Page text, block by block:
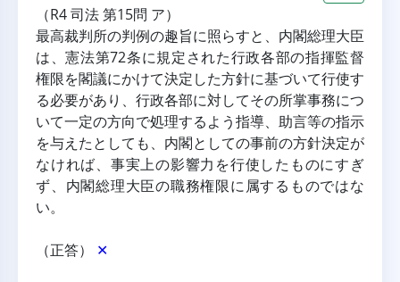
（R4 司法 第15問 ア）
最高裁判所の判例の趣旨に照らすと、内閣総理大臣
は、憲法第72条に規定された行政各部の指揮監督
権限を閣議にかけて決定した方針に基づいて行使す
る必要があり、行政各部に対してその所掌事務につ
いて一定の方向で処理するよう指導、助言等の指示
を与えたとしても、内閣としての事前の方針決定が
なければ、事実上の影響力を行使したものにすぎ
ず、内閣総理大臣の職務権限に属するものではな
い。
（正答） ✕